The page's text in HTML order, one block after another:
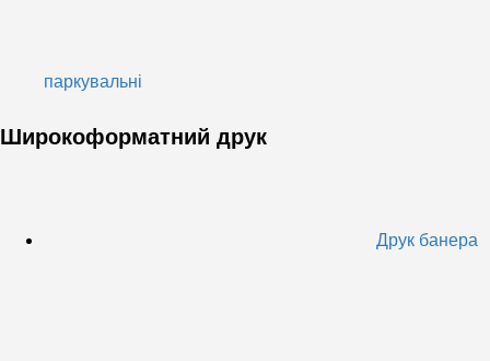
паркувальні
Широкоформатний друк
Друк банера